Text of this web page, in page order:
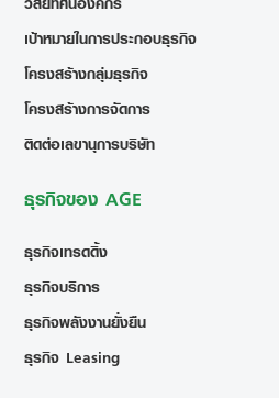
เป้าหมายในการประกอบธุรกิจ
โครงสร้างกลุ่มธุรกิจ
โครงสร้างการจัดการ
ติดต่อเลขานุการบริษัท
ธุรกิจของ AGE
ธุรกิจเทรดดิ้ง
ธุรกิจบริการ
ธุรกิจพลังงานยั่งยืน
ธุรกิจ Leasing